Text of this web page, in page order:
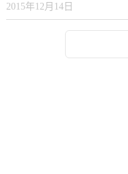
2015年12月14日